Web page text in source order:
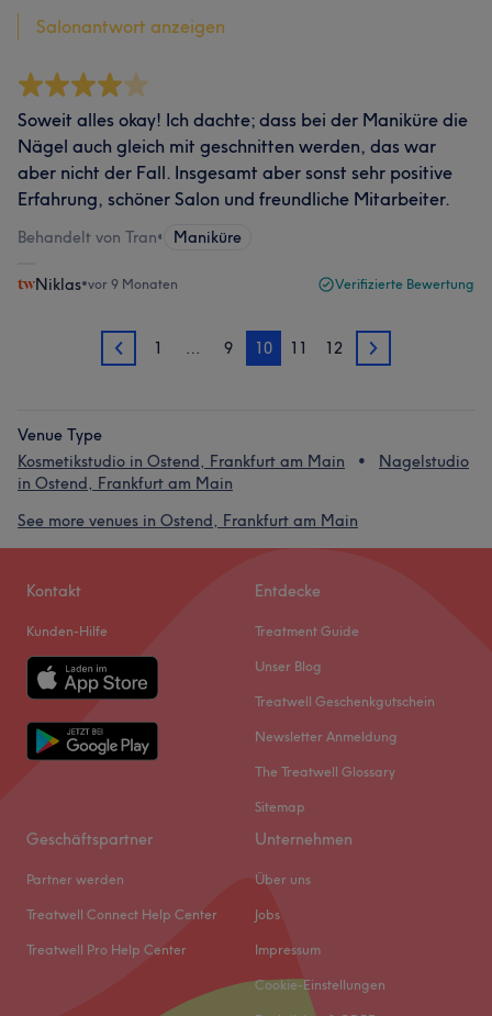
Salonantwort anzeigen
Soweit alles okay! Ich dachte; dass bei der Maniküre die
Nägel auch gleich mit geschnitten werden, das war
aber nicht der Fall. Insgesamt aber sonst sehr positive
Erfahrung, schöner Salon und freundliche Mitarbeiter.
Behandelt von Tran• Maniküre
Niklas•vor 9 Monaten Verifizierte Bewertung
9 1 … 9 10 11 12 11
Venue Type
Kosmetikstudio in Ostend, Frankfurt am Main
Nagelstudio
in Ostend, Frankfurt am Main
See more venues in Ostend, Frankfurt am Main
Kontakt
Kunden-Hilfe
Entdecke
Treatment Guide
Unser Blog
Treatwell Geschenkgutschein
Newsletter Anmeldung
The Treatwell Glossary
Sitemap
Geschäftspartner
Partner werden
Treatwell Connect Help Center
Treatwell Pro Help Center
Unternehmen
Über uns
Jobs
Impressum
Cookie-Einstellungen